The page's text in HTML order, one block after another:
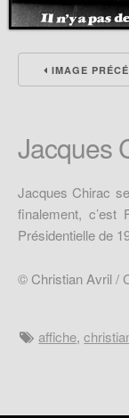
IMAGE
Jacques
Jacques Chirac
finalement, c’est
Présidentielle de
© Christian Avril /
affiche,